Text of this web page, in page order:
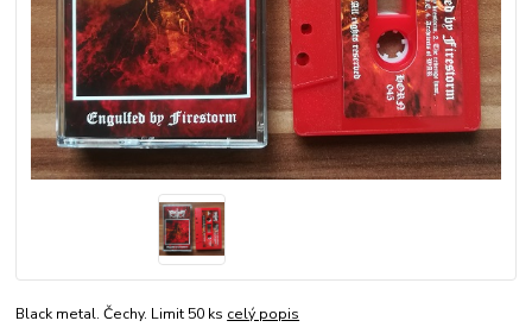
Black metal. Čechy. Limit 50 ks celý popis